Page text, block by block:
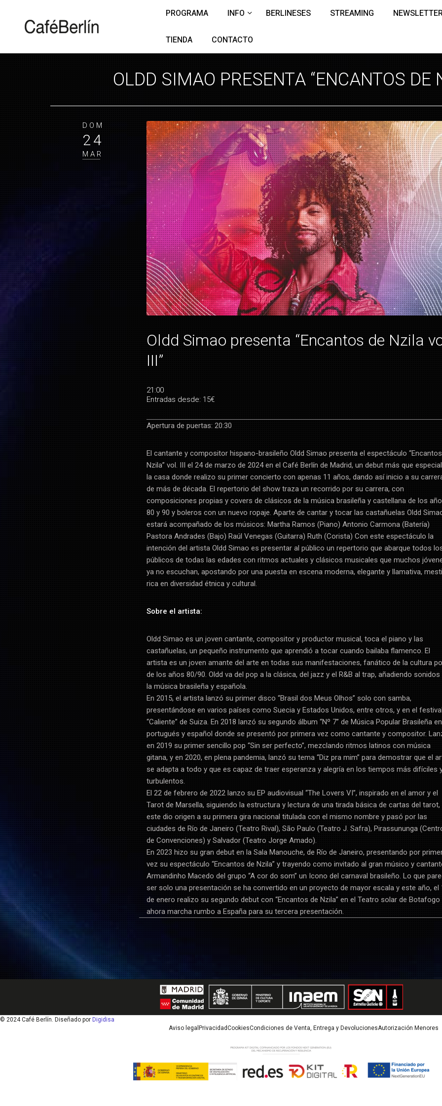
PROGRAMA INFO BERLINESES STREAMING
TIENDA CONTACTO
OLDD SIMAO PRESENTA “ENCANTOS DE
DOM
24
MAR
Oldd Simao presenta “Encantos de Nzila
III”
21:00
Entradas desde: 15€
Apertura de puertas: 20:30
El cantante y compositor hispano-brasileño Oldd Simao presenta el espectáculo
Nzila” vol. III el 24 de marzo de 2024 en el Café Berlín de Madrid, un debut más que
la casa donde realizo su primer concierto con apenas 11 años, dando así inicio a su
de más de década. El repertorio del show traza un recorrido por su carrera, con
composiciones propias y covers de clásicos de la música brasileña y castellana de los
80 y 90 y boleros con un nuevo ropaje. Aparte de cantar y tocar las castañuelas Oldd
estará acompañado de los músicos: Martha Ramos (Piano) Antonio Carmona (Batería)
Pastora Andrades (Bajo) Raúl Venegas (Guitarra) Ruth (Corista) Con este espectáculo la
intención del artista Oldd Simao es presentar al público un repertorio que abarque todos
públicos de todas las edades con ritmos actuales y clásicos musicales que muchos
ya no escuchan, apostando por una puesta en escena moderna, elegante y llamativa,
rica en diversidad étnica y cultural.
Sobre el artista:
Oldd Simao es un joven cantante, compositor y productor musical, toca el piano y las
castañuelas, un pequeño instrumento que aprendió a tocar cuando bailaba flamenco. El
artista es un joven amante del arte en todas sus manifestaciones, fanático de la cultura
de los años 80/90. Oldd va del pop a la clásica, del jazz y el R&B al trap, añadiendo sonidos
la música brasileña y española.
En 2015, el artista lanzó su primer disco “Brasil dos Meus Olhos” solo con samba,
presentándose en varios países como Suecia y Estados Unidos, entre otros, y en el
“Caliente” de Suiza. En 2018 lanzó su segundo álbum “Nº 7” de Música Popular Brasileña en
portugués y español donde se presentó por primera vez como cantante y compositor.
en 2019 su primer sencillo pop “Sin ser perfecto”, mezclando ritmos latinos con música
gitana, y en 2020, en plena pandemia, lanzó su tema “Diz pra mim” para demostrar que el
se adapta a todo y que es capaz de traer esperanza y alegría en los tiempos más difíciles
turbulentos.
El 22 de febrero de 2022 lanzo su EP audiovisual “The Lovers VI”, inspirado en el amor y el
Tarot de Marsella, siguiendo la estructura y lectura de una tirada básica de cartas del tarot,
este dio origen a su primera gira nacional titulada con el mismo nombre y pasó por las
ciudades de Río de Janeiro (Teatro Rival), São Paulo (Teatro J. Safra), Pirassununga
de Convenciones) y Salvador (Teatro Jorge Amado).
En 2023 hizo su gran debut en la Sala Manouche, de Río de Janeiro, presentando por
vez su espectáculo “Encantos de Nzila” y trayendo como invitado al gran músico y
Armandinho Macedo del grupo “A cor do som” un Icono del carnaval brasileño. Lo que
ser solo una presentación se ha convertido en un proyecto de mayor escala y este año, el
de enero realizo su segundo debut con “Encantos de Nzila” en el Teatro solar de Botafogo
ahora marcha rumbo a España para su tercera presentación.
© 2024 Café Berlín. Diseñado por Digidisa
Aviso legal PrivacidadCookiesCondiciones de Venta, Entrega y DevolucionesAutorización Menores